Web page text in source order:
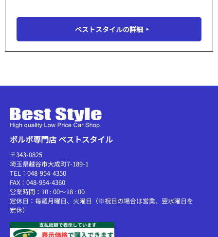
ベストスタイルの詳細
ボルボ専門店 ベストスタイル
〒343-0825
埼玉県越谷市大成町7-189-1
TEL：048-954-4350
FAX：048-954-4360
営業時間：10 : 00～18 : 00
定休日：毎週月曜日、火曜日（※祝日の場合は営業、翌水曜日を
定休）